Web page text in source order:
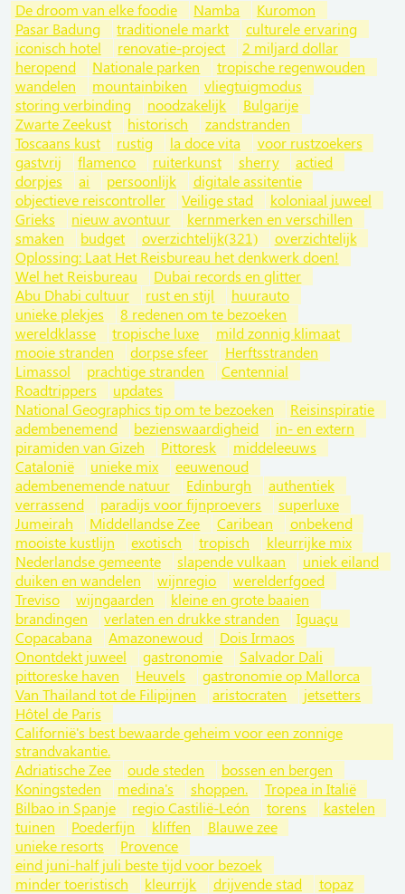
De droom van elke foodie
Namba
Kuromon
Pasar Badung
traditionele markt
culturele ervaring
iconisch hotel
renovatie-project
2 miljard dollar
heropend
Nationale parken
tropische regenwouden
wandelen
mountainbiken
vliegtuigmodus
storing verbinding
noodzakelijk
Bulgarije
Zwarte Zeekust
historisch
zandstranden
Toscaans kust
rustig la doce vita
voor rustzoekers
gastvrij
flamenco ruiterkunst sherry
actied
dorpjes
ai persoonlijk
digitale assitentie
objectieve reiscontroller
Veilige stad
koloniaal juweel
Grieks
nieuw avontuur
kernmerken en verschillen
smaken
budget overzichtelijk(321)
overzichtelijk
Oplossing: Laat Het Reisbureau het denkwerk doen!
Wel het Reisbureau
Dubai records en glitter
Abu Dhabi cultuur
rust en stijl
huurauto
unieke plekjes
8 redenen om te bezoeken
wereldklasse
tropische luxe
mild zonnig klimaat
mooie stranden
dorpse sfeer
Herftsstranden
Limassol
prachtige stranden
Centennial
Roadtrippers
updates
National Geographics tip om te bezoeken
Reisinspiratie
adembenemend
bezienswaardigheid
in- en extern
piramiden van Gizeh
Pittoresk
middeleeuws
Catalonië
unieke mix
eeuwenoud
adembenemende natuur
Edinburgh
authentiek
verrassend
paradijs voor fijnproevers
superluxe
Jumeirah
Middellandse Zee Caribean
onbekend
mooiste kustlijn
exotisch tropisch
kleurrijke mix
Nederlandse gemeente
slapende vulkaan
uniek eiland
duiken en wandelen
wijnregio
werelderfgoed
Treviso
wijngaarden
kleine en grote baaien
brandingen
verlaten en drukke stranden
Iguaçu
Copacabana
Amazonewoud
Dois Irmaos
Onontdekt juweel
gastronomie
Salvador Dali
pittoreske haven
Heuvels
gastronomie op Mallorca
Van Thailand tot de Filipijnen
aristocraten
jetsetters
Hôtel de Paris
Californië's best bewaarde geheim voor een zonnige
strandvakantie.
Adriatische Zee
oude steden
bossen en bergen
Koningsteden
medina's shoppen.
Tropea in Italië
Bilbao in Spanje
regio Castilië-León torens
kastelen
tuinen
Poederfijn kliffen
Blauwe zee
unieke resorts
Provence
eind juni-half juli beste tijd voor bezoek
minder toeristisch
kleurrijk drijvende stad topaz